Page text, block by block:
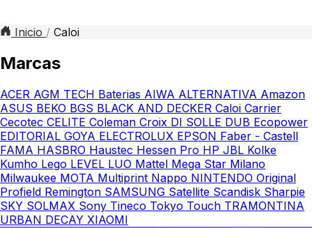
Inicio / Caloi
Marcas
ACER AGM TECH Baterias AIWA ALTERNATIVA Amazon
ASUS BEKO BGS BLACK AND DECKER Caloi Carrier
Cecotec CELITE Coleman Croix DI SOLLE DUB Ecopower
EDITORIAL GOYA ELECTROLUX EPSON Faber - Castell
FAMA HASBRO Haustec Hessen Pro HP JBL Kolke
Kumho Lego LEVEL LUO Mattel Mega Star Milano
Milwaukee MOTA Multiprint Nappo NINTENDO Original
Profield Remington SAMSUNG Satellite Scandisk Sharpie
SKY SOLMAX Sony Tineco Tokyo Touch TRAMONTINA
URBAN DECAY XIAOMI